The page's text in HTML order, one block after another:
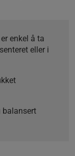
enkel å ta
eller i
balansert